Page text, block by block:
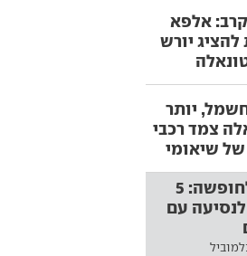
אלפא
יורש
יותר
צמד רכבי
שיאומי
בדרך לחופשה: 5
עם